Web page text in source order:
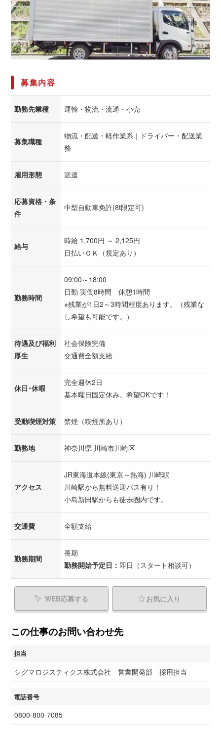
募集内容
勤務先業種 運輸・物流・流通・小売
募集職種
物流・配送・軽作業系｜ドライバー・配送業
務
雇用形態 派遣
応募資格・条
件
中型自動車免許(8t限定可)
給与
時給 1,700円 ～ 2,125円
日払いＯＫ（規定あり）
勤務時間
09:00～18:00
日勤 実働8時間 休憩1時間
※残業が1日2～3時間程度あります。（残業な
し希望も可能です。）
待遇及び福利
厚生
社会保険完備
交通費全額支給
休日･休暇
完全週休2日
基本曜日固定休み。希望OKです！
受動喫煙対策 禁煙（喫煙所あり）
勤務地 神奈川県 川崎市川崎区
アクセス
JR東海道本線(東京～熱海) 川崎駅
川崎駅から無料送迎バス有り！
小島新田駅からも徒歩圏内です。
交通費 全額支給
勤務期間
長期
勤務開始予定日： 即日（スタート相談可）
WEB応募する お気に入り
この仕事のお問い合わせ先
担当
シグマロジスティクス株式会社 営業開発部 採用担当
電話番号
0800-800-7085